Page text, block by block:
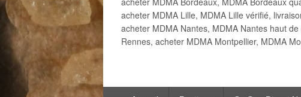
acheter MDMA Lille, MDMA Lille vérifié,
acheter MDMA Nantes, MDMA Nantes haut
Rennes, acheter MDMA Montpellier, MDMA
Menu